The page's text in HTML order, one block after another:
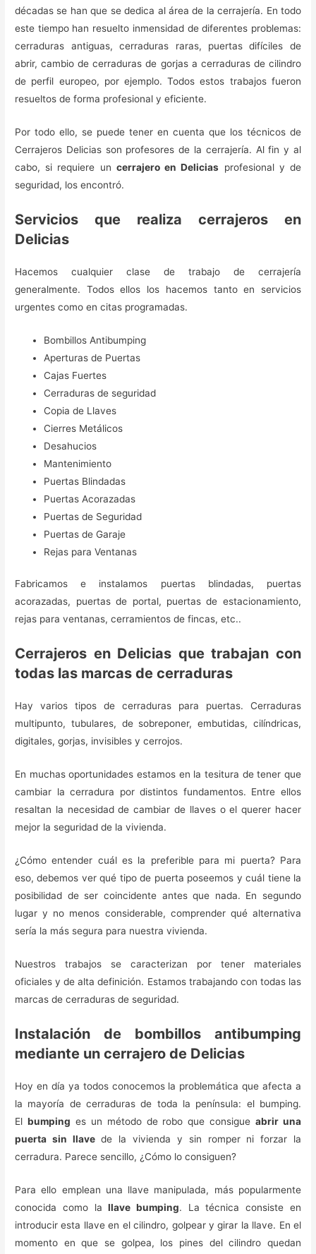
décadas se han que se dedica al área de la cerrajería. En todo
este tiempo han resuelto inmensidad de diferentes problemas:
cerraduras antiguas, cerraduras raras, puertas difíciles de
abrir, cambio de cerraduras de gorjas a cerraduras de cilindro
de perfil europeo, por ejemplo. Todos estos trabajos fueron
resueltos de forma profesional y eficiente.
Por todo ello, se puede tener en cuenta que los técnicos de
Cerrajeros Delicias son profesores de la cerrajería. Al fin y al
cabo, si requiere un cerrajero en Delicias profesional y de
seguridad, los encontró.
Servicios que realiza cerrajeros en
Delicias
Hacemos cualquier clase de trabajo de cerrajería
generalmente. Todos ellos los hacemos tanto en servicios
urgentes como en citas programadas.
Bombillos Antibumping
Aperturas de Puertas
Cajas Fuertes
Cerraduras de seguridad
Copia de Llaves
Cierres Metálicos
Desahucios
Mantenimiento
Puertas Blindadas
Puertas Acorazadas
Puertas de Seguridad
Puertas de Garaje
Rejas para Ventanas
Fabricamos e instalamos puertas blindadas, puertas
acorazadas, puertas de portal, puertas de estacionamiento,
rejas para ventanas, cerramientos de fincas, etc..
Cerrajeros en Delicias que trabajan con
todas las marcas de cerraduras
Hay varios tipos de cerraduras para puertas. Cerraduras
multipunto, tubulares, de sobreponer, embutidas, cilíndricas,
digitales, gorjas, invisibles y cerrojos.
En muchas oportunidades estamos en la tesitura de tener que
cambiar la cerradura por distintos fundamentos. Entre ellos
resaltan la necesidad de cambiar de llaves o el querer hacer
mejor la seguridad de la vivienda.
¿Cómo entender cuál es la preferible para mi puerta? Para
eso, debemos ver qué tipo de puerta poseemos y cuál tiene la
posibilidad de ser coincidente antes que nada. En segundo
lugar y no menos considerable, comprender qué alternativa
sería la más segura para nuestra vivienda.
Nuestros trabajos se caracterizan por tener materiales
oficiales y de alta definición. Estamos trabajando con todas las
marcas de cerraduras de seguridad.
Instalación de bombillos antibumping
mediante un cerrajero de Delicias
Hoy en día ya todos conocemos la problemática que afecta a
la mayoría de cerraduras de toda la península: el bumping.
El bumping es un método de robo que consigueabrir una
puerta sin llavede la vivienda y sin romper ni forzar la
cerradura. Parece sencillo, ¿Cómo lo consiguen?
Para ello emplean una llave manipulada, más popularmente
conocida como lallave bumping. La técnica consiste en
introducir esta llave en el cilindro, golpear y girar la llave. En el
momento en que se golpea, los pines del cilindro quedan